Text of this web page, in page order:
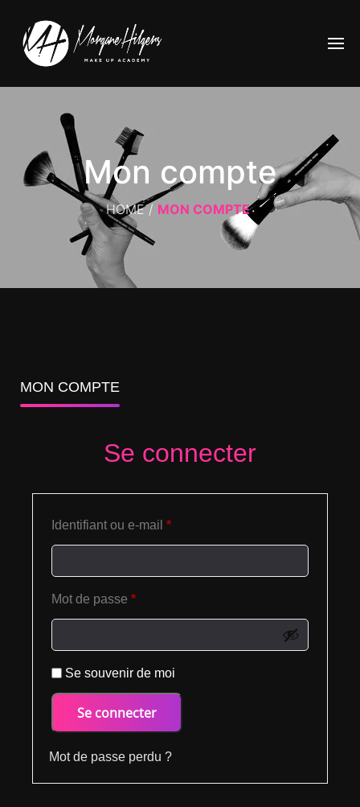
Mon compte
HOME / MON COMPTE
MON COMPTE
Se connecter
Identifiant ou e-mail *
Mot de passe *
Se souvenir de moi
Se connecter
Mot de passe perdu ?